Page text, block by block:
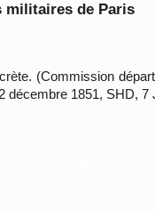
militaires de Paris
(Commission
décembre 1851, SHD, 7